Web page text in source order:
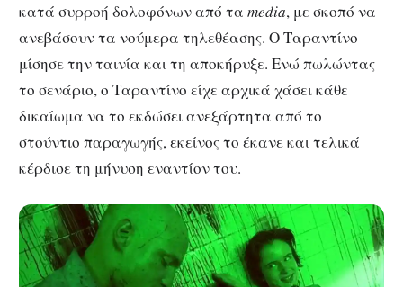
κατά συρροή δολοφόνων από τα media, με σκοπό να
ανεβάσουν τα νούμερα τηλεθέασης. Ο Ταραντίνο
μίσησε την ταινία και τη αποκήρυξε. Ενώ πωλώντας
το σενάριο, ο Ταραντίνο είχε αρχικά χάσει κάθε
δικαίωμα να το εκδώσει ανεξάρτητα από το
στούντιο παραγωγής, εκείνος το έκανε και τελικά
κέρδισε τη μήνυση εναντίον του.